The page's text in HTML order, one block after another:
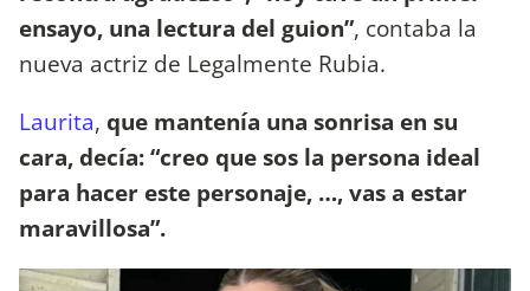
ensayo, una lectura del guion”, contaba la
nueva actriz de Legalmente Rubia.
Laurita, que mantenía una sonrisa en su
cara, decía: “creo que sos la persona ideal
para hacer este personaje, …, vas a estar
maravillosa”.